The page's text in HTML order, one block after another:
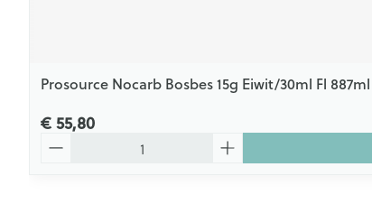
Prosource Nocarb Bosbes 15g Eiwit/30ml Fl 887ml
€ 55,80